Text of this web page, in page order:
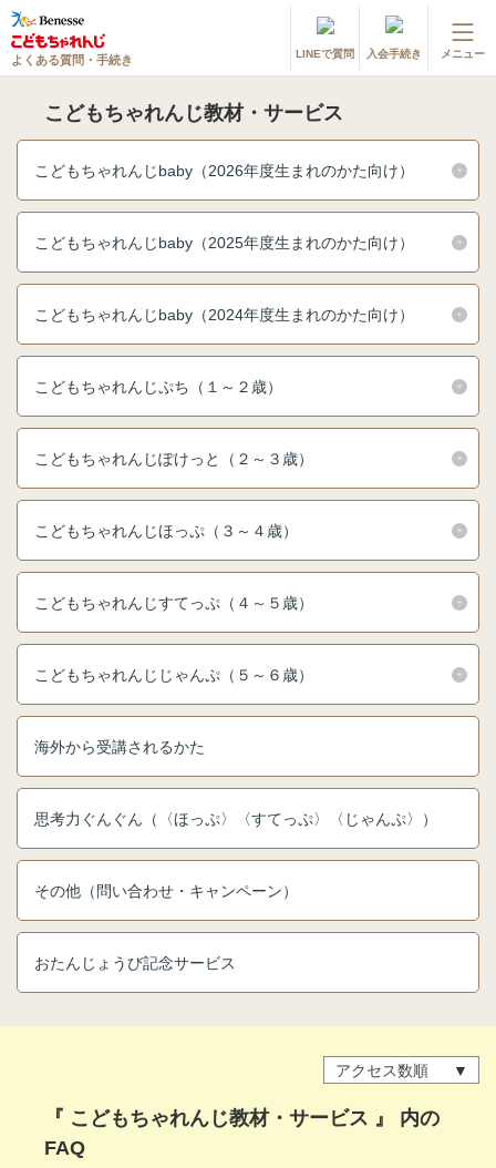
よくある質問・手続き LINEで質問 入会手続き メニュー
会員ページへログイン
よくある質問・お問い合わせ
カテゴリーから探す
お問い合わせ窓口
他の講座のよくある質問・手続きはこちら
進研ゼミ 小学講座
進研ゼミ 中学講座 中高一貫
進研ゼミ 高校講座
こどもちゃれんじのご紹介はこちら
こどもちゃれんじ教材・サービス
こどもちゃれんじbaby（2026年度生まれのかた向け）
こどもちゃれんじbaby（2025年度生まれのかた向け）
こどもちゃれんじbaby（2024年度生まれのかた向け）
こどもちゃれんじぷち（１～２歳）
こどもちゃれんじぽけっと（２～３歳）
こどもちゃれんじほっぷ（３～４歳）
こどもちゃれんじすてっぷ（４～５歳）
こどもちゃれんじじゃんぷ（５～６歳）
海外から受講されるかた
思考力ぐんぐん（〈ほっぷ〉〈すてっぷ〉〈じゃんぷ〉）
その他（問い合わせ・キャンペーン）
おたんじょうび記念サービス
アクセス数順
『 こどもちゃれんじ教材・サービス 』 内の
FAQ